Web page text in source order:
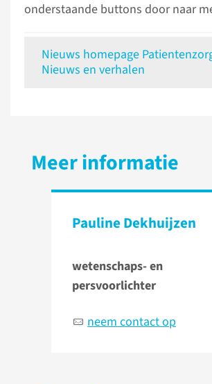
onderstaande buttons door naar
Nieuws homepage
Nieuws en verhalen
Meer informatie
Pauline Dekhuijzen
wetenschaps- en
persvoorlichter
neem contact op